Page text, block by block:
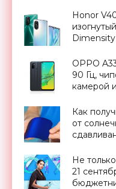
Honor
OPPO
90 Гц,
камерой
Как
от
Не
21